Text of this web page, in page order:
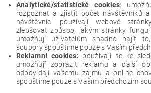
Analytické/statistické cookies:
rozpoznat a zjistit počet návštěvníků
návštěvníci používají webové
zlepšovat způsob, jakým stránky
umožňují uživatelům snadno najít
soubory spouštíme pouze s Vaším
Reklamní cookies: používají se ke
umožňují zobrazit reklamu a další
odpovídají vašemu zájmu a online
spouštíme pouze s Vaším předchozím